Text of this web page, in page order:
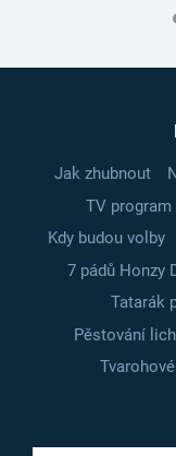
Jak zhubnout
TV program
Kdy budou volby
7 pádů Honzy
Tatarák
Pěstování